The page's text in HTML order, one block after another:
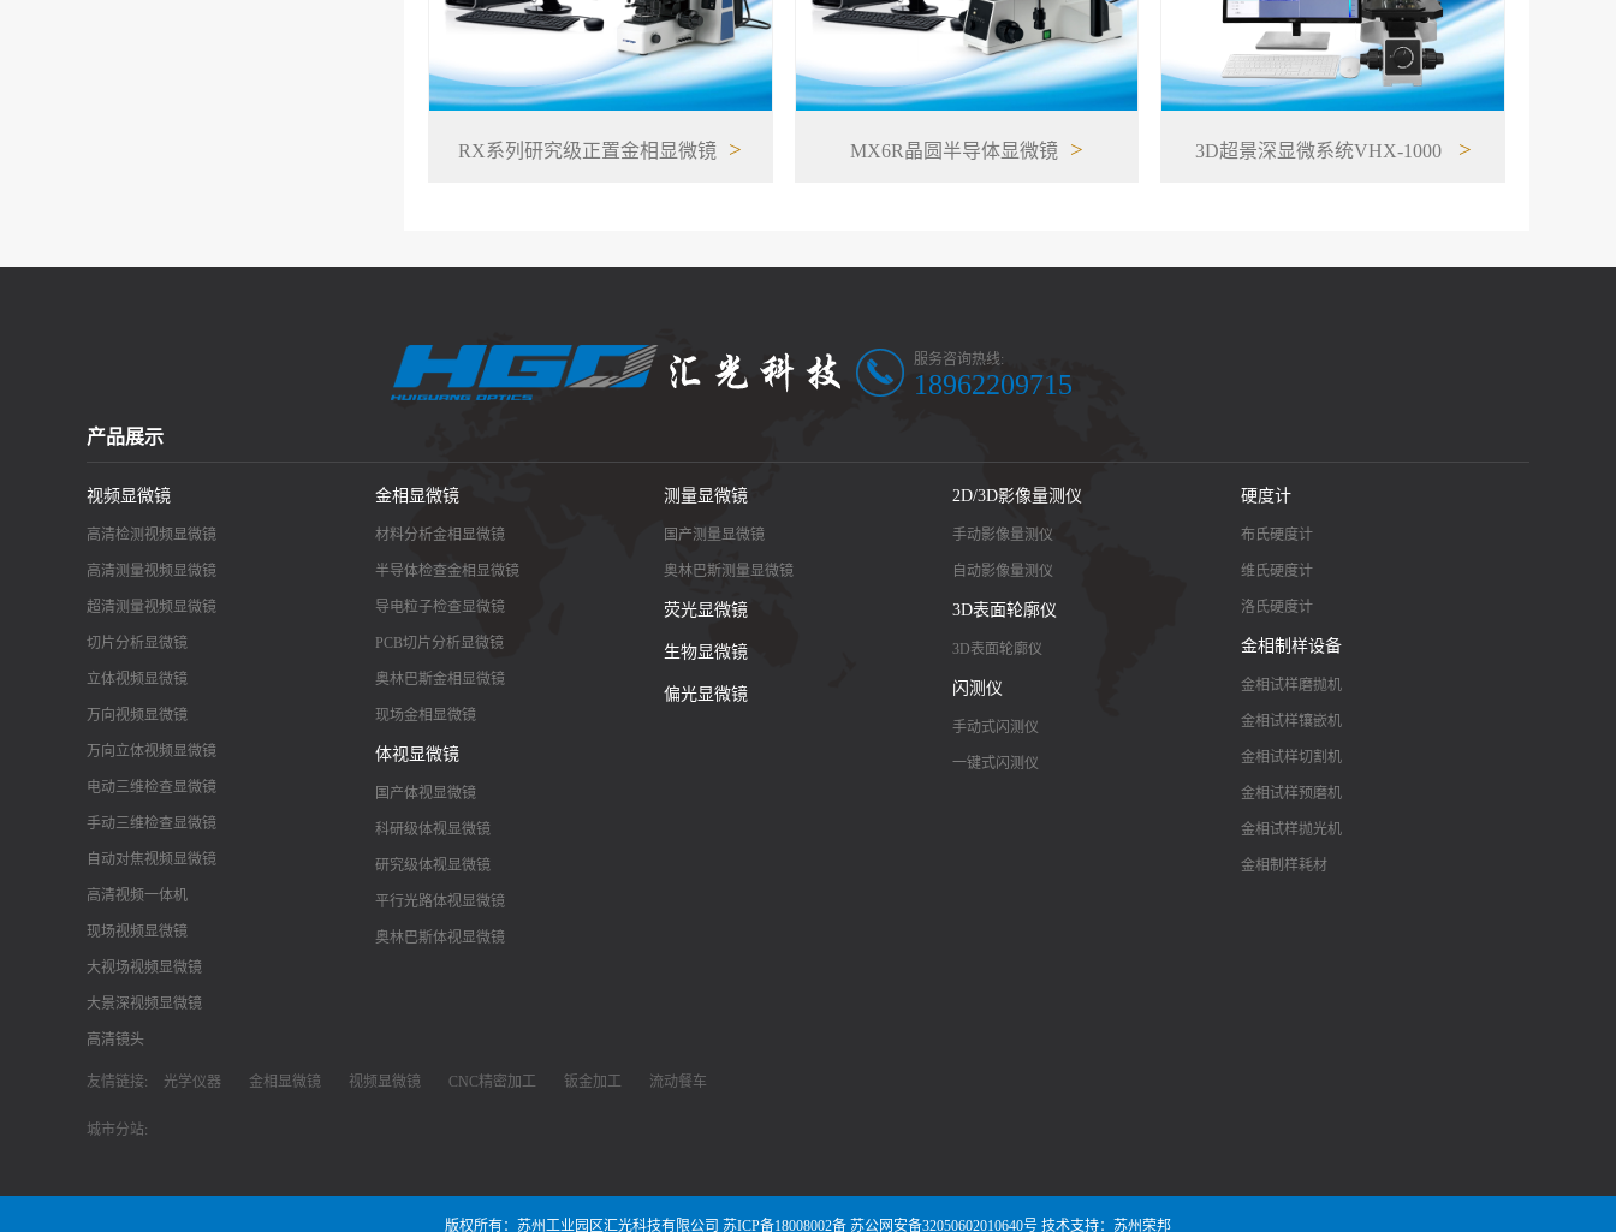
RX系列研究级正置金相显微镜 > MX6R晶圆半导体显微镜 > 3D超景深显微系统VHX-1000 >
服务咨询热线:
18962209715
产品展示
视频显微镜
高清检测视频显微镜
高清测量视频显微镜
超清测量视频显微镜
切片分析显微镜
立体视频显微镜
万向视频显微镜
万向立体视频显微镜
电动三维检查显微镜
手动三维检查显微镜
自动对焦视频显微镜
高清视频一体机
现场视频显微镜
大视场视频显微镜
大景深视频显微镜
高清镜头
金相显微镜
材料分析金相显微镜
半导体检查金相显微镜
导电粒子检查显微镜
PCB切片分析显微镜
奥林巴斯金相显微镜
现场金相显微镜
体视显微镜
国产体视显微镜
科研级体视显微镜
研究级体视显微镜
平行光路体视显微镜
奥林巴斯体视显微镜
测量显微镜
国产测量显微镜
奥林巴斯测量显微镜
荧光显微镜
生物显微镜
偏光显微镜
2D/3D影像量测仪
手动影像量测仪
自动影像量测仪
3D表面轮廓仪
3D表面轮廓仪
闪测仪
手动式闪测仪
一键式闪测仪
硬度计
布氏硬度计
维氏硬度计
洛氏硬度计
金相制样设备
金相试样磨抛机
金相试样镶嵌机
金相试样切割机
金相试样预磨机
金相试样抛光机
金相制样耗材
友情链接: 光学仪器 金相显微镜 视频显微镜 CNC精密加工 钣金加工 流动餐车
城市分站:
版权所有：苏州工业园区汇光科技有限公司 苏ICP备18008002备 苏公网安备32050602010640号 技术支持：苏州荣邦